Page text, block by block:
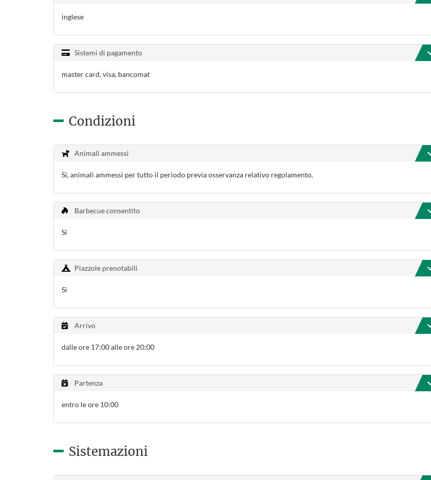
inglese
Sistemi di pagamento
master card, visa, bancomat
Condizioni
Animali ammessi
Si, animali ammessi per tutto il periodo previa osservanza relativo regolamento.
Barbecue consentito
Si
Piazzole prenotabili
Si
Arrivo
dalle ore 17:00 alle ore 20:00
Partenza
entro le ore 10:00
Sistemazioni